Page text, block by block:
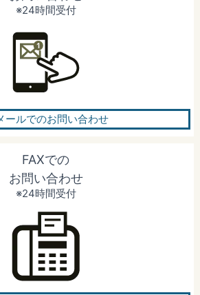
※24時間受付
ールでのお問い合わせ
FAXでの
お問い合わせ
※24時間受付